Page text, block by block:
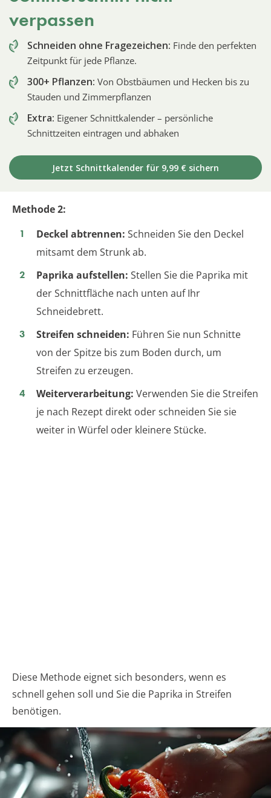
verpassen
Schneiden ohne Fragezeichen: Finde den perfekten
Zeitpunkt für jede Pflanze.
300+ Pflanzen: Von Obstbäumen und Hecken bis zu
Stauden und Zimmerpflanzen
Extra: Eigener Schnittkalender – persönliche
Schnittzeiten eintragen und abhaken
Jetzt Schnittkalender für 9,99 € sichern
Methode 2:
Deckel abtrennen: Schneiden Sie den Deckel
mitsamt dem Strunk ab.
Paprika aufstellen: Stellen Sie die Paprika mit
der Schnittfläche nach unten auf Ihr
Schneidebrett.
Streifen schneiden: Führen Sie nun Schnitte
von der Spitze bis zum Boden durch, um
Streifen zu erzeugen.
Weiterverarbeitung: Verwenden Sie die Streifen
je nach Rezept direkt oder schneiden Sie sie
weiter in Würfel oder kleinere Stücke.
Diese Methode eignet sich besonders, wenn es
schnell gehen soll und Sie die Paprika in Streifen
benötigen.